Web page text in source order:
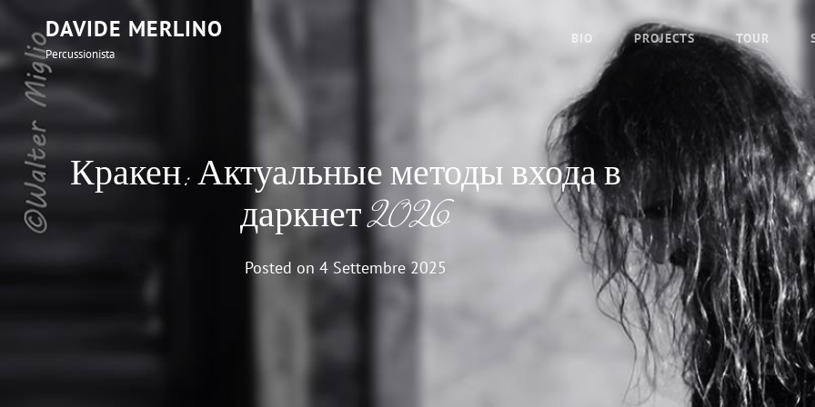
DAVIDE MERLINO
Percussionista
BIO PROJECTS TOUR
Кракен: Актуальные методы входа в
даркнет 2026
Posted on 4 Settembre 2025